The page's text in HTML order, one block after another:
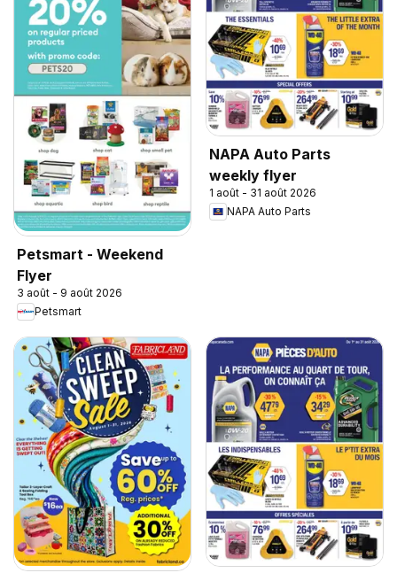
Petsmart - Weekend
Flyer
3 août - 9 août 2026
Petsmart
NAPA Auto Parts
weekly flyer
1 août - 31 août 2026
NAPA Auto Parts